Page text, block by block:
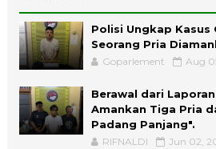
Polisi Ungkap Kasus
Seorang Pria
Goparlement Aug
Berawal dari
Amankan Tiga Pria
Padang Panjang".
RIFNALDI Jun 02,